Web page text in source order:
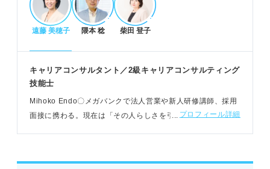
善点を見つける。
つらさの原因特定とレベル診断
人間関係、成果、待遇など、つらさの具体的な原因
を分析する。
合いを把握する。
自己分析で「最もつらいこと」を明確にし、客観的
にレベルを測る。
ることを最優先にする。
遠藤 美穂子 隈本 稔 柴田 登子
キャリアコンサルタント／2級キャリアコンサルティング
技能士
Mihoko Endo〇メガバンクで法人営業や新人研修講師、採用
面接に携わる。現在は「その人らしさを引き出すカウンセリ
プロフィール詳細